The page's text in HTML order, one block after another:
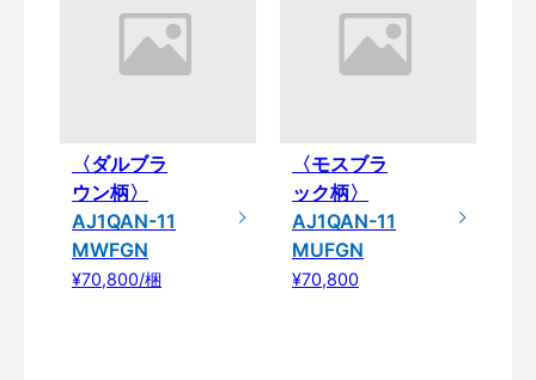
〈ダルブラ
ウン柄〉
AJ1QAN-11
MWFGN
¥70,800/梱
〈モスブラ
ック柄〉
AJ1QAN-11
MUFGN
¥70,800